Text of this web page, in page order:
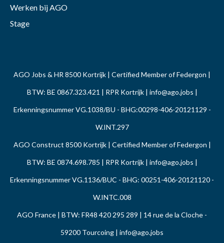
Werken bij AGO
Stage
AGO Jobs & HR 8500 Kortrijk | Certified Member of Federgon |
BTW: BE 0867.323.421 | RPR Kortrijk | info@ago.jobs |
Erkenningsnummer VG.1038/BU - BHG:00298-406-20121129 -
W.INT.297
AGO Construct 8500 Kortrijk | Certified Member of Federgon |
BTW: BE 0874.698.785 | RPR Kortrijk | info@ago.jobs |
Erkenningsnummer VG.1136/BUC - BHG: 00251-406-20121120 -
W.INTC.008
AGO France | BTW: FR48 420 295 289 | 14 rue de la Cloche -
59200 Tourcoing | info@ago.jobs